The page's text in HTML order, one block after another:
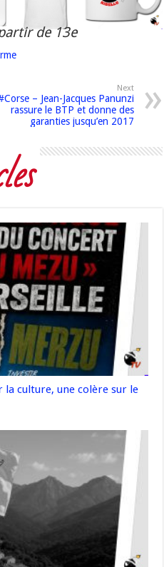
de 13e
Next
– Jean-Jacques Panunzi
rassure le BTP et donne des
garanties jusqu’en 2017
la culture, une colère sur le